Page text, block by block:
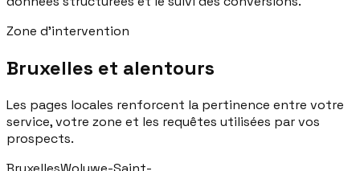
Zone d'intervention
Bruxelles et alentours
Les pages locales renforcent la pertinence entre votre
service, votre zone et les requêtes utilisées par vos
prospects.